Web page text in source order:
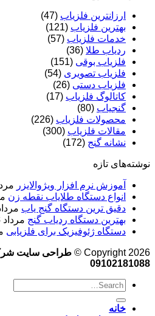
ارزانترین فلزیاب (47)
بهترین فلزیاب (121)
خدمات فلزیاب (57)
ردیاب طلا (36)
فلزیاب بوقی (151)
فلزیاب تصویری (54)
فلزیاب دستی (26)
کاتالوگ فلزیاب (17)
گنجیاب (80)
محصولات فلزیاب (226)
مقالات فلزیاب (300)
نشانه گنج (172)
نوشته‌های تازه
آموزش نرم‌ افزار ویژوالایزر مرداد
انواع دستگاه طلایاب نقطه زن
دقیق ترین دستگاه گنج یاب مرداد 14,
بهترین دستگاه ردیاب گنج مرداد 13, 1405
دستگاه ژئوفیزیک برای فلزیابی
Copyright 2026 ©
طراحی سایت
09102181088
خانه